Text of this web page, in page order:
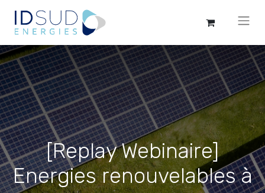
[Replay Webinaire]
Energies renouvelables à